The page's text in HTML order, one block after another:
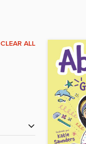
CLEAR ALL